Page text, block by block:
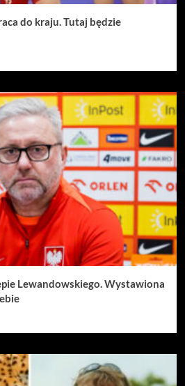
do kraju. Tutaj będzie
Lewandowskiego. Wystawiona